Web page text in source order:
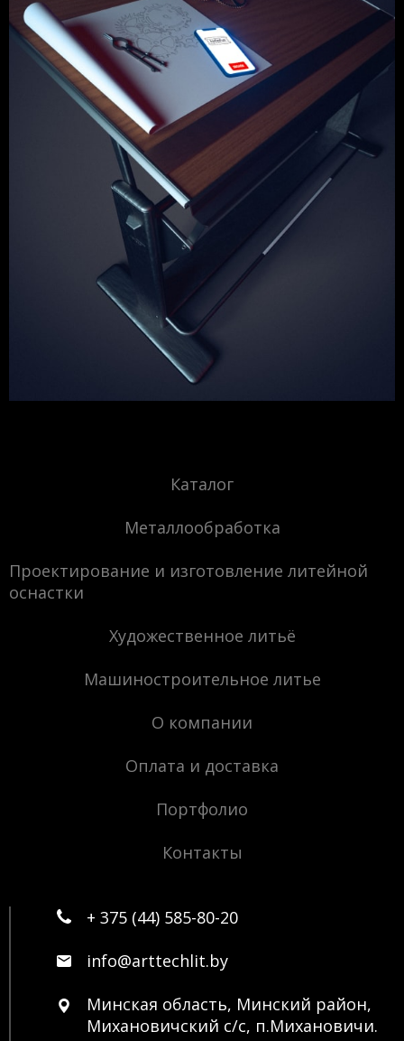
Каталог
Металлообработка
Проектирование и изготовление литейной
оснастки
Художественное литьё
Машиностроительное литье
О компании
Оплата и доставка
Портфолио
Контакты
+ 375 (44) 585-80-20
info@arttechlit.by
Минская область, Минский район,
Михановичский с/с, п.Михановичи.